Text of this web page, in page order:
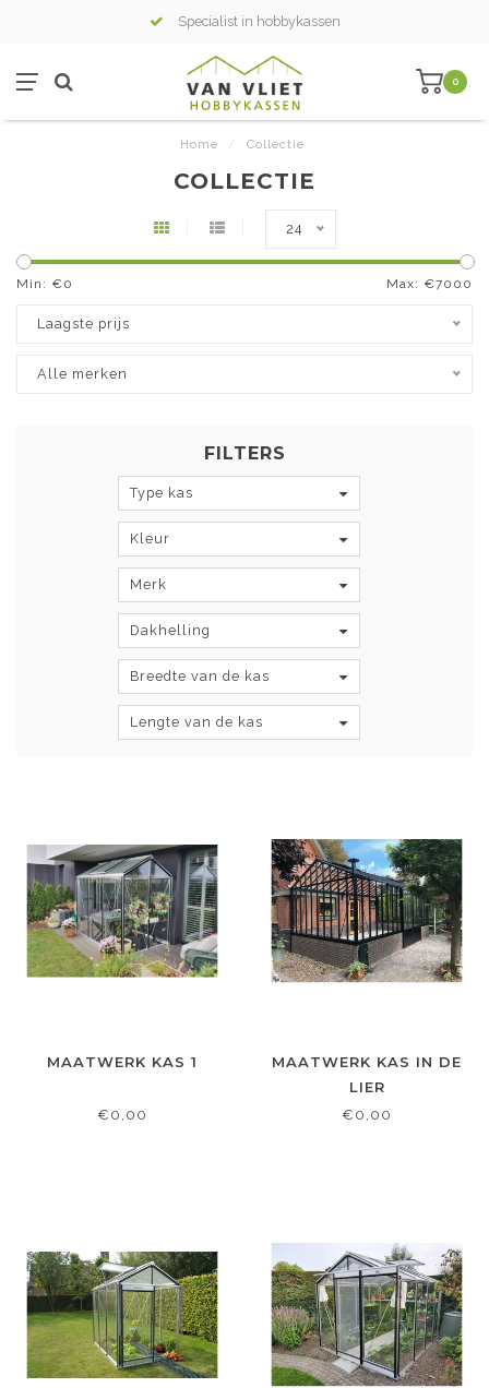
Specialist in hobbykassen
0
Home / Collectie
COLLECTIE
24
Min: €0 Max: €7000
Laagste prijs
Alle merken
FILTERS
Type kas
Kleur
Merk
Dakhelling
Breedte van de kas
Lengte van de kas
MAATWERK KAS 1
€0,00
MAATWERK KAS IN DE
LIER
€0,00